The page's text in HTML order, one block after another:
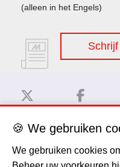
(alleen in het Engels)
🍪 We gebruiken
We gebruiken cookies